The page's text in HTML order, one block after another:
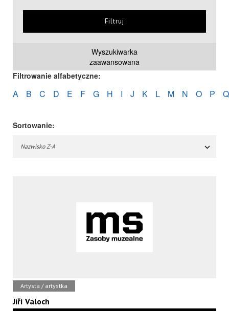
Filtruj
Wyszukiwarka
zaawansowana
Filtrowanie alfabetyczne:
A B C D E F G H I J K L M N O P Q
Sortowanie:
Nazwisko Z-A
Artysta / artystka
Jiří Valoch